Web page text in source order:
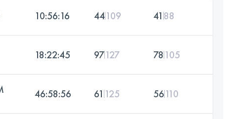
10:56:16 44109 41 88
18:22:45 97127 78 105
46:58:56 61 125 56110